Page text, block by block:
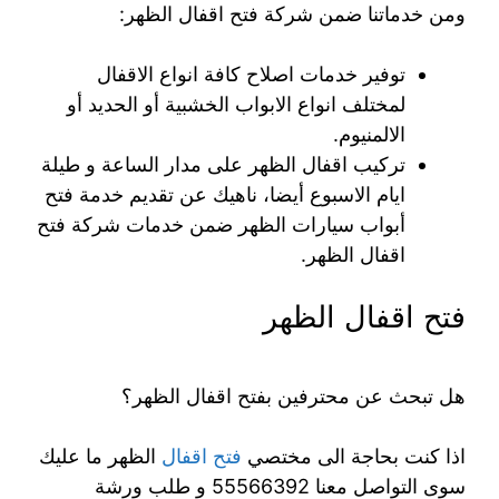
ومن خدماتنا ضمن شركة فتح اقفال الظهر:
توفير خدمات اصلاح كافة انواع الاقفال
لمختلف انواع الابواب الخشبية أو الحديد أو
الالمنيوم.
تركيب اقفال الظهر على مدار الساعة و طيلة
ايام الاسبوع أيضا، ناهيك عن تقديم خدمة فتح
أبواب سيارات الظهر ضمن خدمات شركة فتح
اقفال الظهر.
فتح اقفال الظهر
هل تبحث عن محترفين بفتح اقفال الظهر؟
اذا كنت بحاجة الى مختصي فتح اقفال الظهر ما عليك
سوى التواصل معنا 55566392 و طلب ورشة